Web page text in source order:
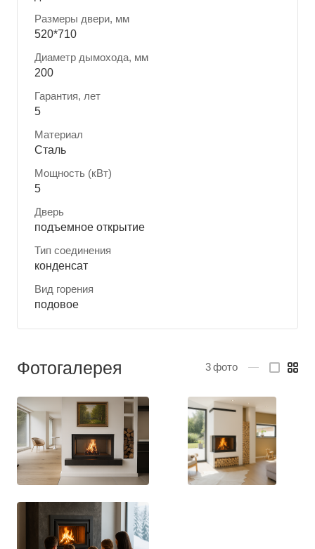
Размеры двери, мм
520*710
Диаметр дымохода, мм
200
Гарантия, лет
5
Материал
Сталь
Мощность (кВт)
5
Дверь
подъемное открытие
Тип соединения
конденсат
Вид горения
подовое
Фотогалерея 3фото —